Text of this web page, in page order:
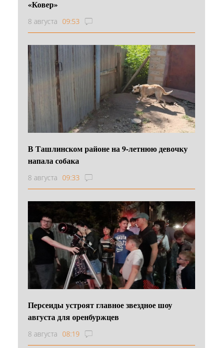
«Ковер»
8 августа 09:53
В Ташлинском районе на 9-летнюю девочку
напала собака
8 августа 09:33
Персеиды устроят главное звездное шоу
августа для оренбуржцев
8 августа 08:19